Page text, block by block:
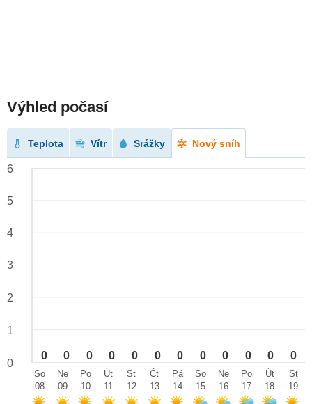
Výhled počasí
Teplota Vítr Srážky Nový sníh
0 0 0 0 0 0 0 0 0 0 0 0
6
5
4
3
2
1
0
So
08
Ne
09
Po
10
Út
11
St
12
Čt
13
Pá
14
So
15
Ne
16
Po
17
Út
18
St
19